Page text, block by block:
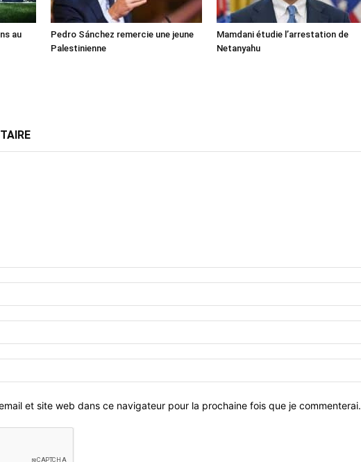
au
Pedro Sánchez remercie une jeune
Palestinienne
Mamdani étudie l’arrestation de
Netanyahu
et site web dans ce navigateur pour la prochaine fois que je commenterai.